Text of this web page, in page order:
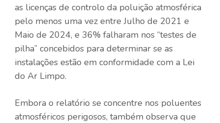
as licenças de controlo da poluição atmosférica
pelo menos uma vez entre Julho de 2021 e
Maio de 2024, e 36% falharam nos “testes de
pilha” concebidos para determinar se as
instalações estão em conformidade com a Lei
do Ar Limpo.
Embora o relatório se concentre nos poluentes
atmosféricos perigosos, também observa que